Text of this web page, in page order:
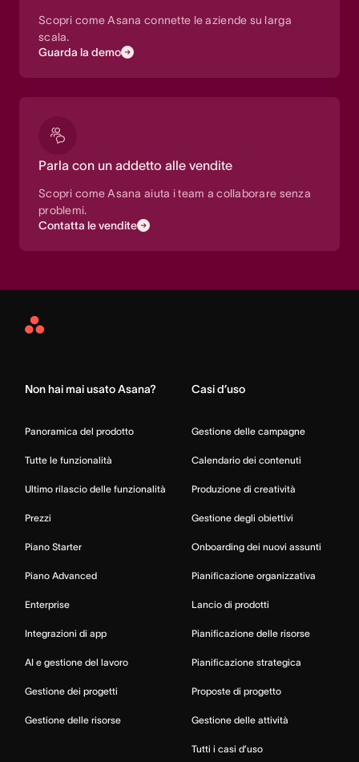
Scopri come Asana connette le aziende su larga
scala.
Guarda la demo
Parla con un addetto alle vendite
Scopri come Asana aiuta i team a collaborare senza
problemi.
Contatta le vendite
Asana
Non hai mai usato Asana?
Panoramica del prodotto
Tutte le funzionalità
Ultimo rilascio delle funzionalità
Prezzi
Piano Starter
Piano Advanced
Enterprise
Integrazioni di app
AI e gestione del lavoro
Gestione dei progetti
Gestione delle risorse
Casi d’uso
Gestione delle campagne
Calendario dei contenuti
Produzione di creatività
Gestione degli obiettivi
Onboarding dei nuovi assunti
Pianificazione organizzativa
Lancio di prodotti
Pianificazione delle risorse
Pianificazione strategica
Proposte di progetto
Gestione delle attività
Tutti i casi d’uso